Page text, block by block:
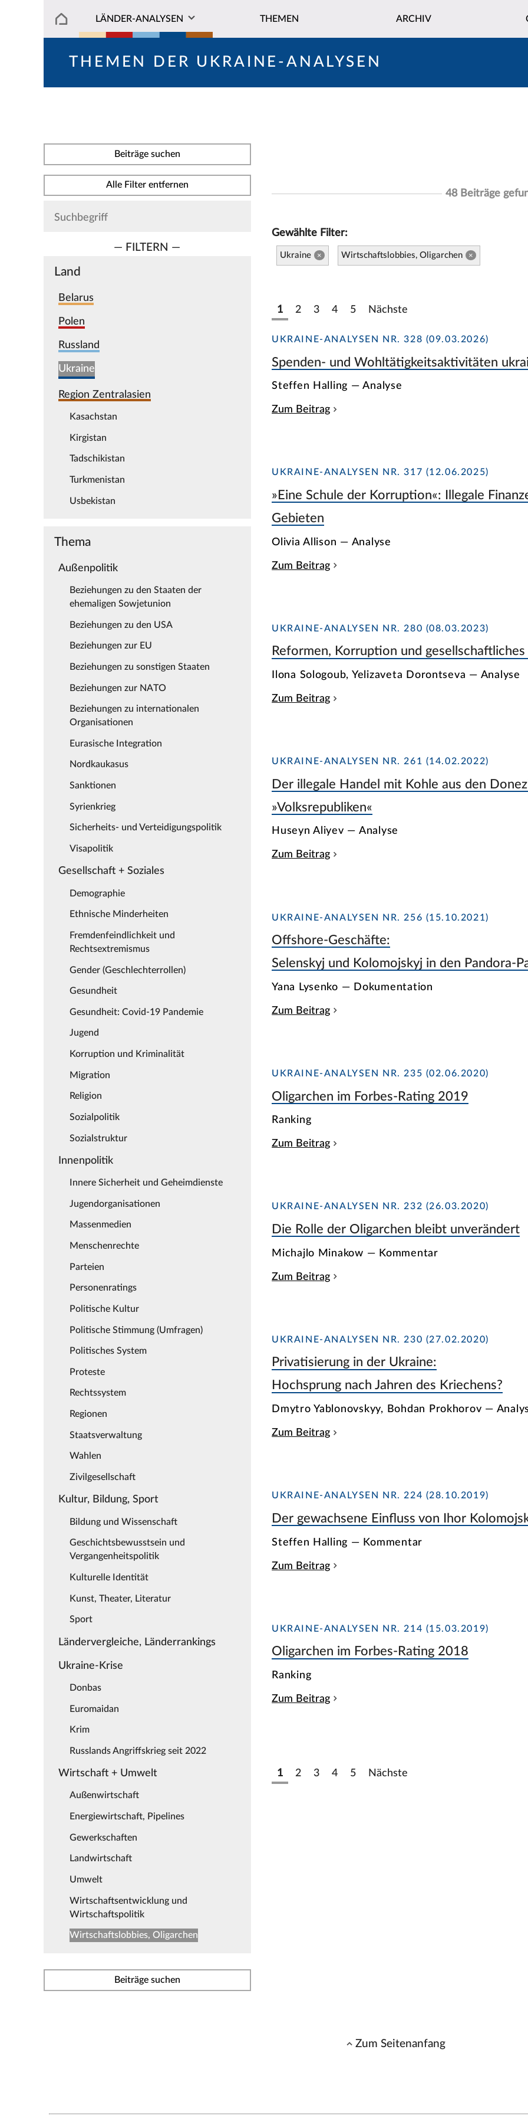
LÄNDER-ANALYSEN THEMEN ARCHIV
THEMEN DER UKRAINE-ANALYSEN
Beiträge suchen
Alle Filter entfernen
— FILTERN —
Land
Belarus
Polen
Russland
Ukraine
Region Zentralasien
Kasachstan
Kirgistan
Tadschikistan
Turkmenistan
Usbekistan
Thema
Außenpolitik
Beziehungen zu den Staaten der
ehemaligen Sowjetunion
Beziehungen zu den USA
Beziehungen zur EU
Beziehungen zu sonstigen Staaten
Beziehungen zur NATO
Beziehungen zu internationalen
Organisationen
Eurasische Integration
Nordkaukasus
Sanktionen
Syrienkrieg
Sicherheits- und Verteidigungspolitik
Visapolitik
Gesellschaft + Soziales
Demographie
Ethnische Minderheiten
Fremdenfeindlichkeit und
Rechtsextremismus
Gender (Geschlechterrollen)
Gesundheit
Gesundheit: Covid-19 Pandemie
Jugend
Korruption und Kriminalität
Migration
Religion
Sozialpolitik
Sozialstruktur
Innenpolitik
Innere Sicherheit und Geheimdienste
Jugendorganisationen
Massenmedien
Menschenrechte
Parteien
Personenratings
Politische Kultur
Politische Stimmung (Umfragen)
Politisches System
Proteste
Rechtssystem
Regionen
Staatsverwaltung
Wahlen
Zivilgesellschaft
Kultur, Bildung, Sport
Bildung und Wissenschaft
Geschichtsbewusstsein und
Vergangenheitspolitik
Kulturelle Identität
Kunst, Theater, Literatur
Sport
Ländervergleiche, Länderrankings
Ukraine-Krise
Donbas
Euromaidan
Krim
Russlands Angriffskrieg seit 2022
Wirtschaft + Umwelt
Außenwirtschaft
Energiewirtschaft, Pipelines
Gewerkschaften
Landwirtschaft
Umwelt
Wirtschaftsentwicklung und
Wirtschaftspolitik
Wirtschaftslobbies, Oligarchen
Beiträge suchen
48 Beiträge
Gewählte Filter:
Ukraine × Wirtschaftslobbies, Oligarchen ×
1 2 3 4 5 Nächste
UKRAINE-ANALYSEN NR. 328 (09.03.2026)
Spenden- und Wohltätigkeitsaktivitäten
Steffen Halling — Analyse
Zum Beitrag
UKRAINE-ANALYSEN NR. 317 (12.06.2025)
»Eine Schule der Korruption«: Illegale
Gebieten
Olivia Allison — Analyse
Zum Beitrag
UKRAINE-ANALYSEN NR. 280 (08.03.2023)
Reformen, Korruption und gesellschaftliches
Ilona Sologoub, Yelizaveta Dorontseva — Analyse
Zum Beitrag
UKRAINE-ANALYSEN NR. 261 (14.02.2022)
Der illegale Handel mit Kohle aus den
»Volksrepubliken«
Huseyn Aliyev — Analyse
Zum Beitrag
UKRAINE-ANALYSEN NR. 256 (15.10.2021)
Offshore-Geschäfte:
Selenskyj und Kolomojskyj in den Pandora-
Yana Lysenko — Dokumentation
Zum Beitrag
UKRAINE-ANALYSEN NR. 235 (02.06.2020)
Oligarchen im Forbes-Rating 2019
Ranking
Zum Beitrag
UKRAINE-ANALYSEN NR. 232 (26.03.2020)
Die Rolle der Oligarchen bleibt unverändert
Michajlo Minakow — Kommentar
Zum Beitrag
UKRAINE-ANALYSEN NR. 230 (27.02.2020)
Privatisierung in der Ukraine:
Hochsprung nach Jahren des Kriechens?
Dmytro Yablonovskyy, Bohdan Prokhorov —
Zum Beitrag
UKRAINE-ANALYSEN NR. 224 (28.10.2019)
Der gewachsene Einfluss von Ihor
Steffen Halling — Kommentar
Zum Beitrag
UKRAINE-ANALYSEN NR. 214 (15.03.2019)
Oligarchen im Forbes-Rating 2018
Ranking
Zum Beitrag
1 2 3 4 5 Nächste
Zum Seitenanfang